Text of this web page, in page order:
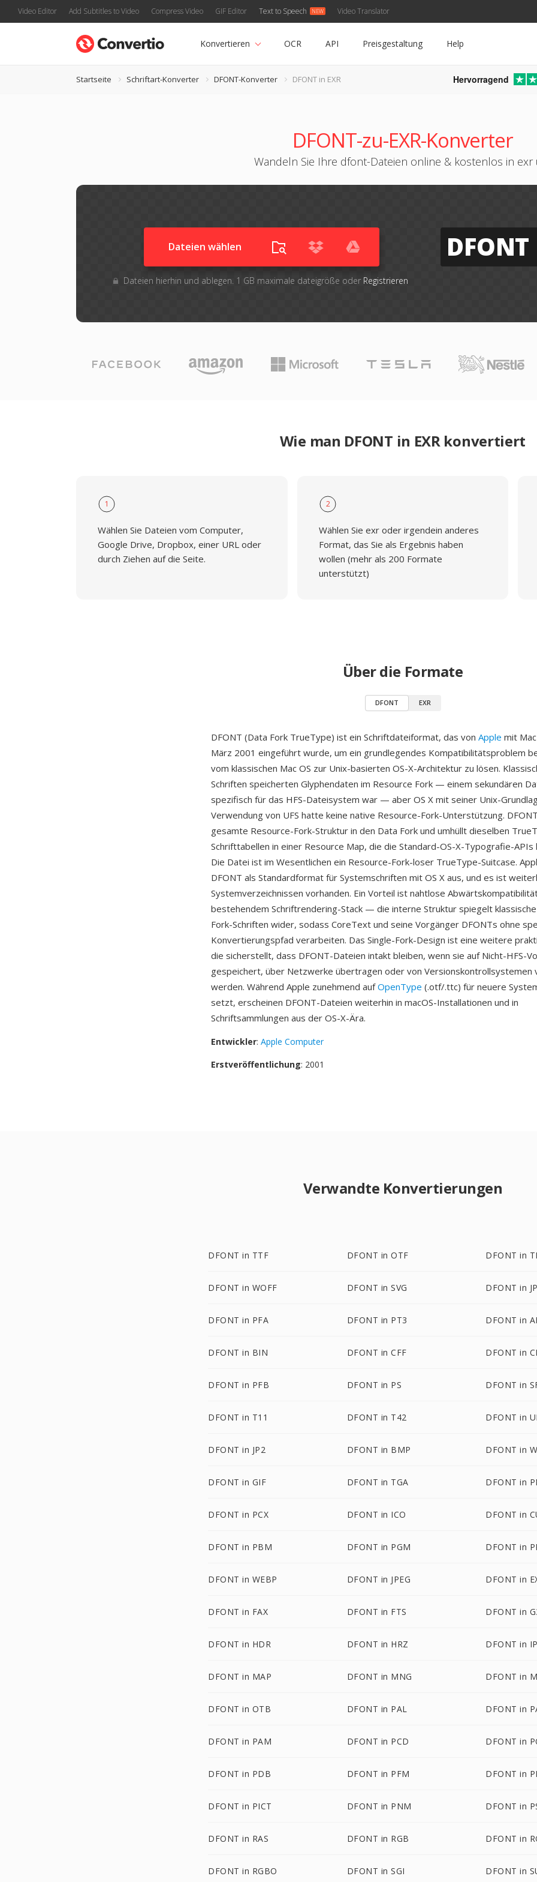
Video Editor Add Subtitles to Video Compress Video GIF Editor Text to Speech Video Translator
Konvertieren OCR API Preisgestaltung Help
Startseite Schriftart-Konverter DFONT-Konverter DFONT in EXR Hervorragend
DFONT-zu-EXR-Konverter
Wandeln Sie Ihre dfont-Dateien online & kostenlos in exr
Dateien wählen
Dateien hierhin und ablegen. 1 GB maximale dateigröße oder Registrieren
DFONT
Wie man DFONT in EXR konvertiert
1
Wählen Sie Dateien vom Computer,
Google Drive, Dropbox, einer URL oder
durch Ziehen auf die Seite.
2
Wählen Sie exr oder irgendein anderes
Format, das Sie als Ergebnis haben
wollen (mehr als 200 Formate
unterstützt)
Über die Formate
DFONT EXR
DFONT (Data Fork TrueType) ist ein Schriftdateiformat, das von Apple mit
März 2001 eingeführt wurde, um ein grundlegendes Kompatibilitätsproblem
vom klassischen Mac OS zur Unix-basierten OS-X-Architektur zu lösen.
Schriften speicherten Glyphendaten im Resource Fork — einem sekundären
spezifisch für das HFS-Dateisystem war — aber OS X mit seiner Unix-
Verwendung von UFS hatte keine native Resource-Fork-Unterstützung.
gesamte Resource-Fork-Struktur in den Data Fork und umhüllt dieselben
Schrifttabellen in einer Resource Map, die die Standard-OS-X-Typografie-APIs
Die Datei ist im Wesentlichen ein Resource-Fork-loser TrueType-Suitcase.
DFONT als Standardformat für Systemschriften mit OS X aus, und es ist
Systemverzeichnissen vorhanden. Ein Vorteil ist nahtlose
bestehendem Schriftrendering-Stack — die interne Struktur spiegelt
Fork-Schriften wider, sodass CoreText und seine Vorgänger DFONTs ohne
Konvertierungspfad verarbeiten. Das Single-Fork-Design ist eine weitere
die sicherstellt, dass DFONT-Dateien intakt bleiben, wenn sie auf Nicht-HFS-
gespeichert, über Netzwerke übertragen oder von Versionskontrollsystemen
werden. Während Apple zunehmend aufOpenType (.otf/.ttc) für neuere
setzt, erscheinen DFONT-Dateien weiterhin in macOS-Installationen und in
Schriftsammlungen aus der OS-X-Ära.
Entwickler: Apple Computer
Erstveröffentlichung: 2001
Verwandte Konvertierungen
DFONT in TTF DFONT in OTF DFONT in
DFONT in WOFF DFONT in SVG DFONT in
DFONT in PFA DFONT in PT3 DFONT in
DFONT in BIN DFONT in CFF DFONT in
DFONT in PFB DFONT in PS DFONT in
DFONT in T11 DFONT in T42 DFONT in
DFONT in JP2 DFONT in BMP DFONT in
DFONT in GIF DFONT in TGA DFONT in
DFONT in PCX DFONT in ICO DFONT in
DFONT in PBM DFONT in PGM DFONT in
DFONT in WEBP DFONT in JPEG DFONT in
DFONT in FAX DFONT in FTS DFONT in
DFONT in HDR DFONT in HRZ DFONT in
DFONT in MAP DFONT in MNG DFONT in
DFONT in OTB DFONT in PAL DFONT in
DFONT in PAM DFONT in PCD DFONT in
DFONT in PDB DFONT in PFM DFONT in
DFONT in PICT DFONT in PNM DFONT in
DFONT in RAS DFONT in RGB DFONT in
DFONT in RGBO DFONT in SGI DFONT in